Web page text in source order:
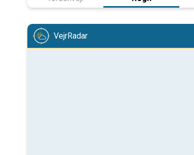
VejrRadar